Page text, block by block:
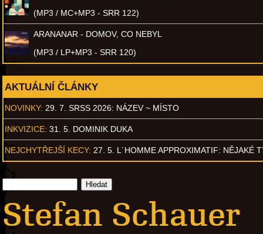
(MP3 / MC+MP3 - SRR 122)
ARANANAR - DOMOV, CO NEBYL
(MP3 / LP+MP3 - SRR 120)
AKTUÁLNÍ ČLÁNKY
NOVINKY: 29. 7. SRSS 2026: NÁZEV ~ MÍSTO
INKVIZICE: 31. 5. DOMINIK DUKA
NEJCHYTŘEJŠÍ KECY: 27. 5. L´HOMME APPROXIMATIF: NĚJAKÉ
Stefan Schauer